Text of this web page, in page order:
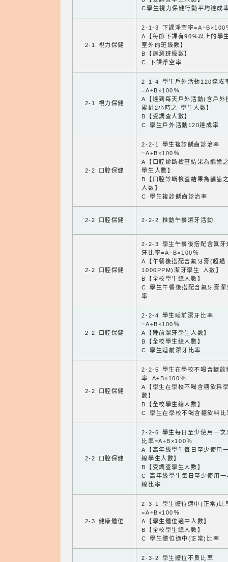
C學生視力保健行動平均達成
2-1 視力保健
2-1-3 下課淨空率=A÷B×100
A【每節下課有90%以上的學
室外的班級數】
B【施測班級數】
C 下課淨空率
2-1 視力保健
2-1-4 學生戶外活動120達成
=A÷B×100％
A【達到每天戶外活動(含戶外
累計2小時之 學生人數】
B【受調查人數】
C 學生戶外活動120達成率
2-2 口腔保健
2-2-1 學生複診齲齒診治率
=A÷B×100％
A【口腔診斷檢查結果為齲齒
學生人數】
B【口腔診斷檢查結果為齲齒
人數】
C 學生複診齲齒診治率
2-2 口腔保健 2-2-2 推動午餐潔牙活動
2-2 口腔保健
2-2-3 學生午餐後搭配含氟牙
牙比率=A÷B×100％
A【午餐後搭配含氟牙膏(超過
1000PPM)潔牙學生 人數】
B【全校學生總人數】
C 學生午餐後搭配含氟牙膏潔
率
2-2 口腔保健
2-2-4 學生睡前潔牙比率
=A÷B×100％
A【睡前潔牙學生人數】
B【全校學生總人數】
C 學生睡前潔牙比率
2-2 口腔保健
2-2-5 學生在學校不喝含糖飲
率=A÷B×100％
A【學生在學校不喝含糖飲料
數】
B【全校學生總人數】
C 學生在學校不喝含糖飲料比
2-2 口腔保健
2-2-6 學生每日至少使用一次
比率=A÷B×100％
A【高年級學生每日至少使用
線學生人數】
B【受調查學生人數】
C 高年級學生每日至少使用一
線比率
2-3 健康體位
2-3-1 學生體位適中(正常)比
=A÷B×100％
A【學生體位適中人數】
B【全校學生總人數】
C 學生體位適中(正常)比率
2-3-2 學生體位不良比率